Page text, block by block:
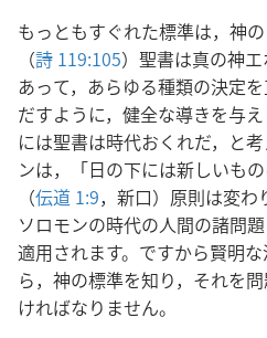
もっともすぐれた標準は，神の
（詩 119:105）聖書は真の神
あって，あらゆる種類の決定
だすように，健全な導きを与
には聖書は時代おくれだ，と
ンは，「日の下には新しいも
（伝道 1:9，新口）原則は変わ
ソロモンの時代の人間の諸問
適用されます。ですから賢明
ら，神の標準を知り，それを
ければなりません。